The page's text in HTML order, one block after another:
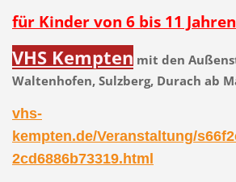
für Kinder von 6 bis 11 Jahren
VHS Kempten mit den
Waltenhofen, Sulzberg, Durach ab
vhs-
kempten.de/Veranstaltung/
2cd6886b73319.html